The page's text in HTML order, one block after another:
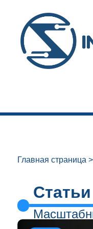
Главная страница
Статьи